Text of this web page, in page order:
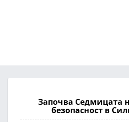
Започва Седмицата
безопасност в